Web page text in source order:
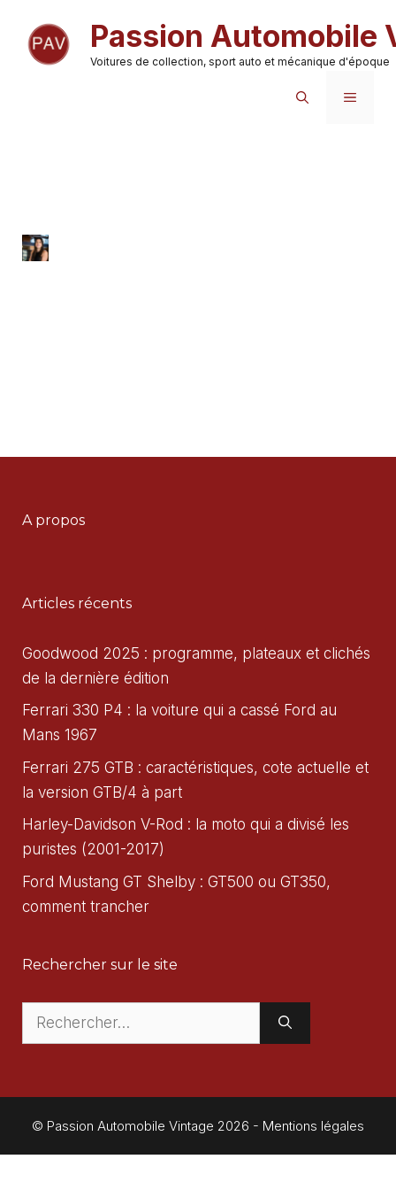
contenu
Passion Automobile
Voitures de collection, sport auto et mécanique d'époque
MENU
A propos
Articles récents
Goodwood 2025 : programme, plateaux et clichés
de la dernière édition
Ferrari 330 P4 : la voiture qui a cassé Ford au
Mans 1967
Ferrari 275 GTB : caractéristiques, cote actuelle et
la version GTB/4 à part
Harley-Davidson V-Rod : la moto qui a divisé les
puristes (2001-2017)
Ford Mustang GT Shelby : GT500 ou GT350,
comment trancher
Rechercher sur le site
Rechercher :
© Passion Automobile Vintage 2026 - Mentions légales